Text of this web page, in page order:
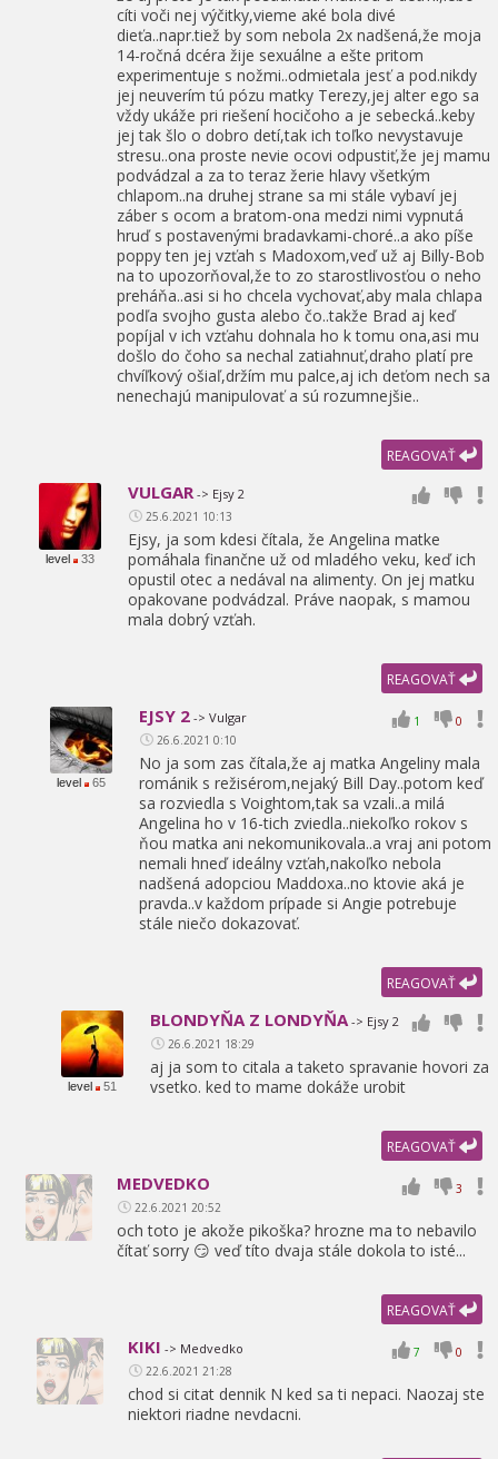
cíti voči nej výčitky,vieme aké bola divé
dieťa..napr.tiež by som nebola 2x nadšená,že moja
14-ročná dcéra žije sexuálne a ešte pritom
experimentuje s nožmi..odmietala jesť a pod.nikdy
jej neuverím tú pózu matky Terezy,jej alter ego sa
vždy ukáže pri riešení hocičoho a je sebecká..keby
jej tak šlo o dobro detí,tak ich toľko nevystavuje
stresu..ona proste nevie ocovi odpustiť,že jej mamu
podvádzal a za to teraz žerie hlavy všetkým
chlapom..na druhej strane sa mi stále vybaví jej
záber s ocom a bratom-ona medzi nimi vypnutá
hruď s postavenými bradavkami-choré..a ako píše
poppy ten jej vzťah s Madoxom,veď už aj Billy-Bob
na to upozorňoval,že to zo starostlivosťou o neho
preháňa..asi si ho chcela vychovať,aby mala chlapa
podľa svojho gusta alebo čo..takže Brad aj keď
popíjal v ich vzťahu dohnala ho k tomu ona,asi mu
došlo do čoho sa nechal zatiahnuť,draho platí pre
chvíľkový ošiaľ,držím mu palce,aj ich deťom nech sa
nenechajú manipulovať a sú rozumnejšie..
REAGOVAŤ
level 33
VULGAR -> Ejsy 2
25.6.2021 10:13
Ejsy, ja som kdesi čítala, že Angelina matke
pomáhala finančne už od mladého veku, keď ich
opustil otec a nedával na alimenty. On jej matku
opakovane podvádzal. Práve naopak, s mamou
mala dobrý vzťah.
REAGOVAŤ
level 65
1 0
EJSY 2 -> Vulgar
26.6.2021 0:10
No ja som zas čítala,že aj matka Angeliny mala
románik s režisérom,nejaký Bill Day..potom keď
sa rozviedla s Voightom,tak sa vzali..a milá
Angelina ho v 16-tich zviedla..niekoľko rokov s
ňou matka ani nekomunikovala..a vraj ani potom
nemali hneď ideálny vzťah,nakoľko nebola
nadšená adopciou Maddoxa..no ktovie aká je
pravda..v každom prípade si Angie potrebuje
stále niečo dokazovať.
REAGOVAŤ
level 51
BLONDYŇA Z LONDYŇA -> Ejsy 2
26.6.2021 18:29
aj ja som to citala a taketo spravanie hovori za
vsetko. ked to mame dokáže urobit
REAGOVAŤ
3
MEDVEDKO
22.6.2021 20:52
och toto je akože pikoška? hrozne ma to nebavilo
čítať sorry 😏 veď títo dvaja stále dokola to isté...
REAGOVAŤ
7 0
KIKI -> Medvedko
22.6.2021 21:28
chod si citat dennik N ked sa ti nepaci. Naozaj ste
niektori riadne nevdacni.